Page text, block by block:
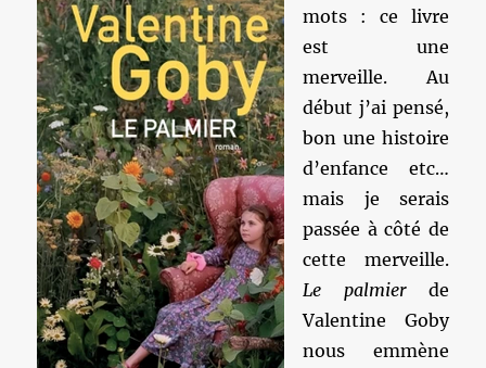
mots : ce livre
est une
merveille. Au
début j’ai pensé,
bon une histoire
d’enfance etc…
mais je serais
passée à côté de
cette merveille.
Le palmierde
Valentine Goby
nous emmène